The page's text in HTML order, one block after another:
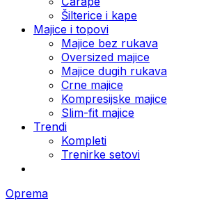
Šilterice i kape
Majice i topovi
Majice bez rukava
Oversized majice
Majice dugih rukava
Crne majice
Kompresijske majice
Slim-fit majice
Trendi
Kompleti
Trenirke setovi
Oprema